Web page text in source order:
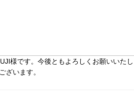
様です。今後ともよろしくお願いいた
ざいます。